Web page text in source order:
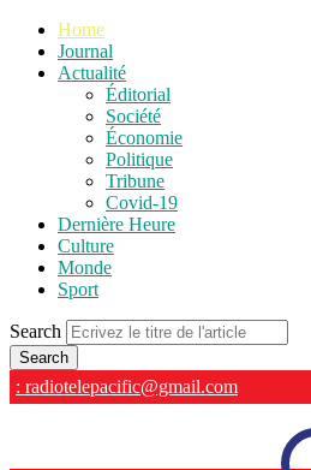
Home
Journal
Actualité
Éditorial
Société
Économie
Politique
Tribune
Covid-19
Dernière Heure
Culture
Monde
Sport
Search
: radiotelepacific@gmail.com